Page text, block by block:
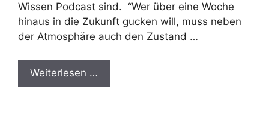
Wissen Podcast sind. “Wer über eine Woche
hinaus in die Zukunft gucken will, muss neben
der Atmosphäre auch den Zustand …
Weiterlesen …